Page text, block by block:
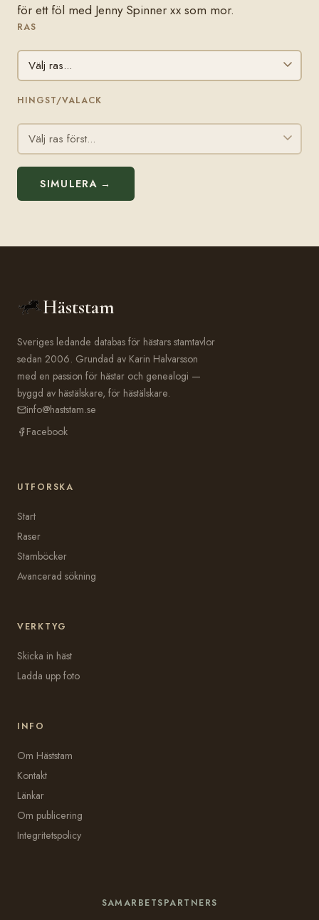
för ett föl med Jenny Spinner xx som mor.
RAS
HINGST/VALACK
SIMULERA →
Häststam
Sveriges ledande databas för hästars stamtavlor
sedan 2006. Grundad av Karin Halvarsson
med en passion för hästar och genealogi —
byggd av hästälskare, för hästälskare.
info@haststam.se
Facebook
UTFORSKA
Start
Raser
Stamböcker
Avancerad sökning
VERKTYG
Skicka in häst
Ladda upp foto
INFO
Om Häststam
Kontakt
Länkar
Om publicering
Integritetspolicy
SAMARBETSPARTNERS